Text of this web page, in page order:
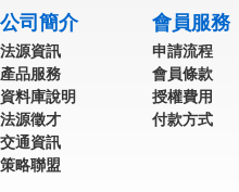
公司簡介
法源資訊
產品服務
資料庫說明
法源徵才
交通資訊
策略聯盟
會員服務
申請流程
會員條款
授權費用
付款方式